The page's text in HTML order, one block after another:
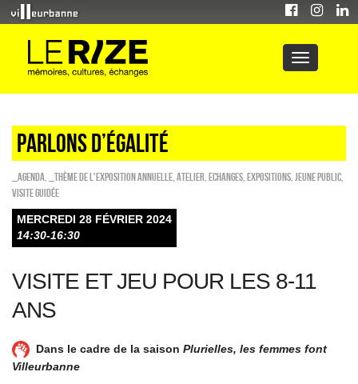
Parlons d’égalité
_Agenda _Thème de l'exposition annuelle Atelier ECHANGES EXPOSITIONS Jeune public
Visite guidée
MERCREDI 28 FÉVRIER 2024
14:30-16:30
VISITE ET JEU POUR LES 8-11
ANS
Dans le cadre de la saison Plurielles, les femmes font
Villeurbanne